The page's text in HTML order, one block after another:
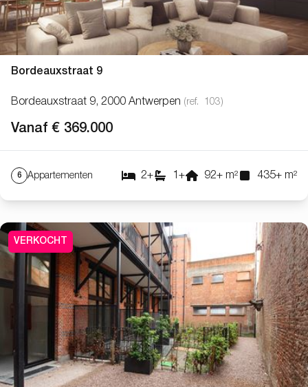
Bordeauxstraat 9
Bordeauxstraat 9, 2000 Antwerpen (ref. 103)
Vanaf € 369.000
6 Appartementen 2+ + 92+ m² 435+ m²
VERKOCHT